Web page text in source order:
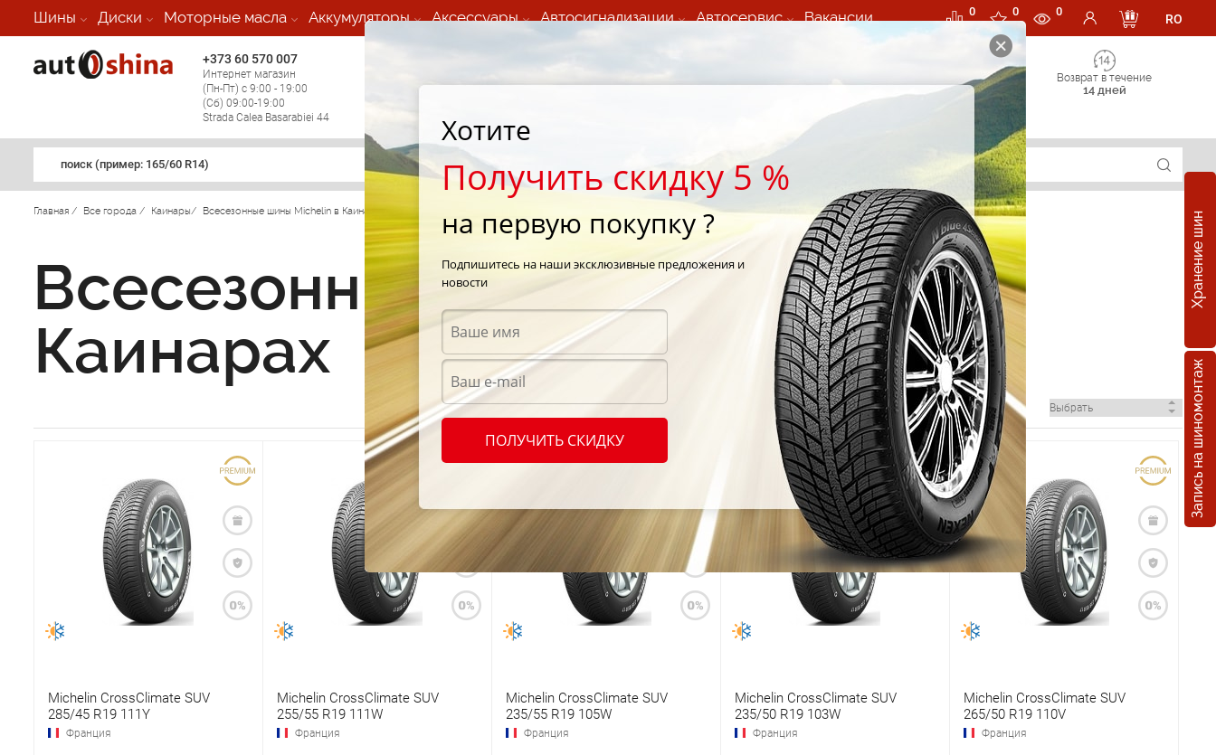
Шины Диски Моторные масла Аккумуляторы Аксессуары Автосигнализации Автосервис Вакансии 0 0 0
RO
+373 60 570 007
Интернет магазин
(Пн-Пт) с 9:00 - 19:00
(Сб) 09:00-19:00
Strada Calea Basarabiei 44
(круглосуточно по всем
(Пн-Пт) с 9:00 - 19:00
Возврат в течение
14 дней
поиск (примеp: 165/60 R14)
Хранение шин
Запись на шиномонтаж
Главная / Все города / Каинары/ Всесезонные шины Michelin в Каинарах
Всесезонные шины Michelin в
Каинарах
Michelin CrossClimate SUV
285/45 R19 111Y
Франция
Michelin CrossClimate SUV
255/55 R19 111W
Франция
Michelin CrossClimate SUV
235/55 R19 105W
Франция
Michelin CrossClimate SUV
235/50 R19 103W
Франция
Michelin CrossClimate SUV
265/50 R19 110V
Франция
Хотите
Получить скидку 5 %
на первую покупку ?
Подпишитесь на наши эксклюзивные предложения и
новости
ПОЛУЧИТЬ СКИДКУ